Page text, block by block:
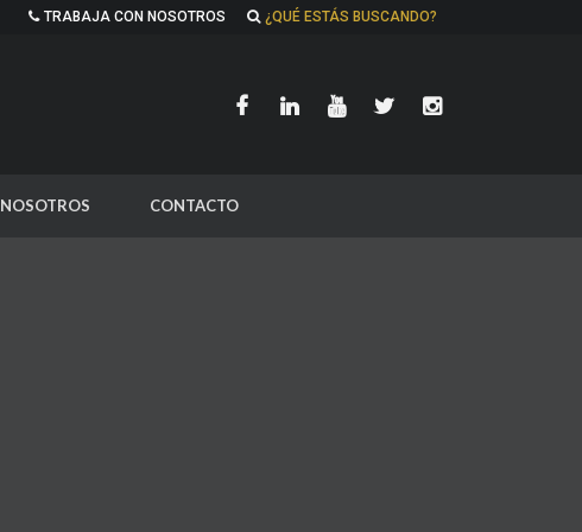
TRABAJA CON NOSOTROS ¿QUÉ ESTÁS BUSCANDO?
NOSOTROS CONTACTO